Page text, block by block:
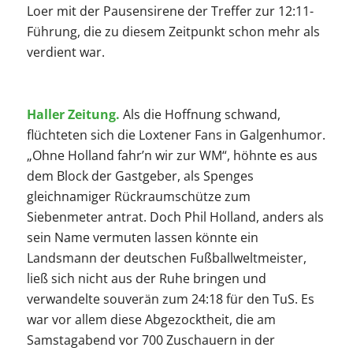
Loer mit der Pausensirene der Treffer zur 12:11-
Führung, die zu diesem Zeitpunkt schon mehr als
verdient war.
Haller Zeitung. Als die Hoffnung schwand,
flüchteten sich die Loxtener Fans in Galgenhumor.
„Ohne Holland fahr’n wir zur WM“, höhnte es aus
dem Block der Gastgeber, als Spenges
gleichnamiger Rückraumschütze zum
Siebenmeter antrat. Doch Phil Holland, anders als
sein Name vermuten lassen könnte ein
Landsmann der deutschen Fußballweltmeister,
ließ sich nicht aus der Ruhe bringen und
verwandelte souverän zum 24:18 für den TuS. Es
war vor allem diese Abgezocktheit, die am
Samstagabend vor 700 Zuschauern in der